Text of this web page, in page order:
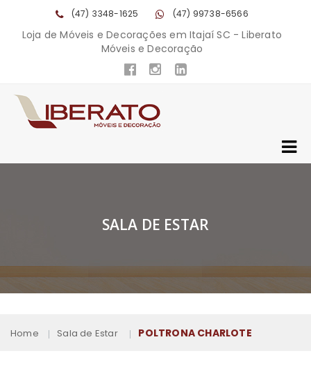
(47) 3348-1625 (47) 99738-6566
Loja de Móveis e Decorações em Itajaí SC - Liberato
Móveis e Decoração
SALA DE ESTAR
Home Sala de Estar POLTRONA CHARLOTE